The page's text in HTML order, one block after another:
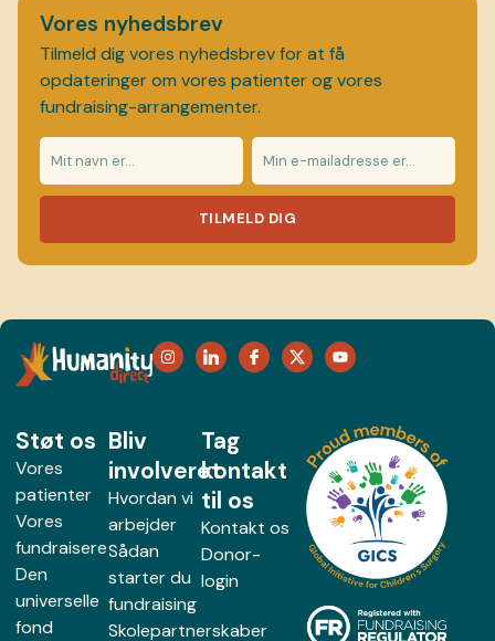
Vores nyhedsbrev
Tilmeld dig vores nyhedsbrev for at få
opdateringer om vores patienter og vores
fundraising-arrangementer.
TILMELD DIG
Støt os
Vores
patienter
Vores
fundraisere
Den
universelle
fond
Bliv
involveret
Hvordan vi
arbejder
Sådan
starter du
fundraising
Skolepartnerskaber
Tag
kontakt
til os
Kontakt os
Donor-
login